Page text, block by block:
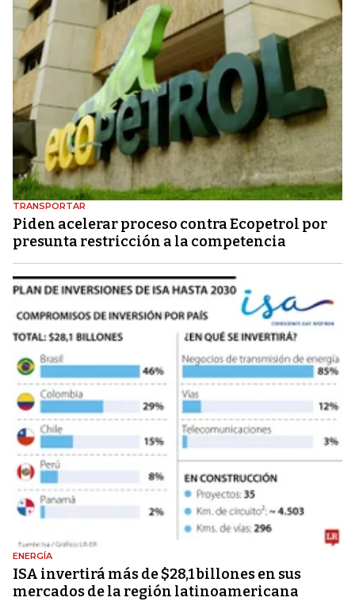
TRANSPORTAR
Piden acelerar proceso contra Ecopetrol por
presunta restricción a la competencia
ENERGÍA
ISA invertirá más de $28,1 billones en sus
mercados de la región latinoamericana